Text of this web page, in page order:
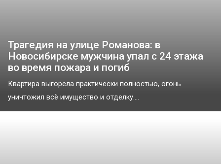
Трагедия на улице Романова: в
Новосибирске мужчина упал с 24 этажа
во время пожара и погиб
Квартира выгорела практически полностью, огонь
уничтожил всё имущество и отделку....